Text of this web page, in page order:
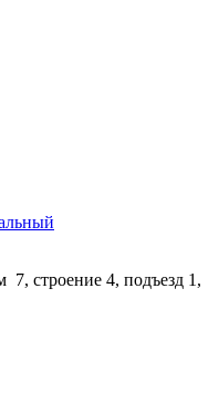
7, строение 4, подъезд 1,